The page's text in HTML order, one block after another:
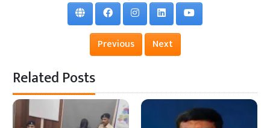
Previous Next
Related Posts